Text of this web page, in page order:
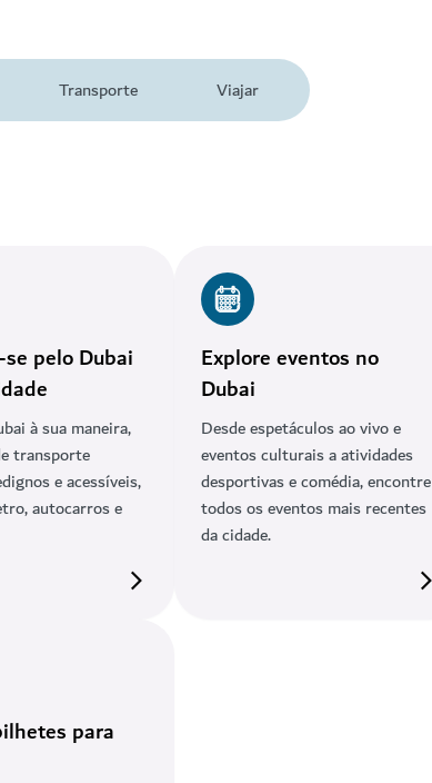
Transporte Viajar
pelo Dubai
à sua maneira,
transporte
e acessíveis,
autocarros e
Explore eventos no
Dubai
Desde espetáculos ao vivo e
eventos culturais a atividades
desportivas e comédia, encontre
todos os eventos mais recentes
da cidade.
para